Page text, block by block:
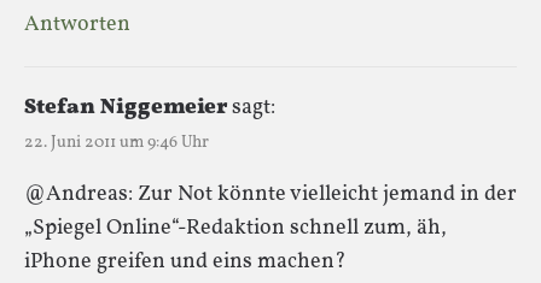
Antworten
Stefan Niggemeiersagt:
22. Juni 2011 um 9:46 Uhr
@Andreas: Zur Not könnte vielleicht jemand in der
„Spiegel Online“-Redaktion schnell zum, äh,
iPhone greifen und eins machen?